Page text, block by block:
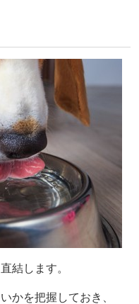
結します。
かを把握しておき、